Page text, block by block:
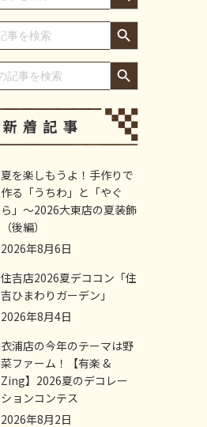
Search Button
Search Button
夏を楽しもうよ！手作りで
作る「うちわ」と「やぐ
ら」～2026大東店の夏装飾
（後編）
2026年8月6日
住吉店2026夏デココン「住
吉ひまわりガーデン」
2026年8月4日
衣浦店の今年のテーマは野
菜ファーム！【有楽 &
Zing】2026夏のデコレー
ションコンテス
2026年8月2日